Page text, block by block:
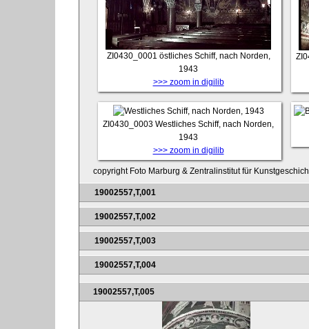
ZI0430_0001 östliches Schiff, nach Norden,
1943
>>> zoom in digilib
ZI0430_0003 Westliches Schiff, nach Norden,
1943
>>> zoom in digilib
copyright Foto Marburg & Zentralinstitut für
19002557,T,001
19002557,T,002
19002557,T,003
19002557,T,004
19002557,T,005